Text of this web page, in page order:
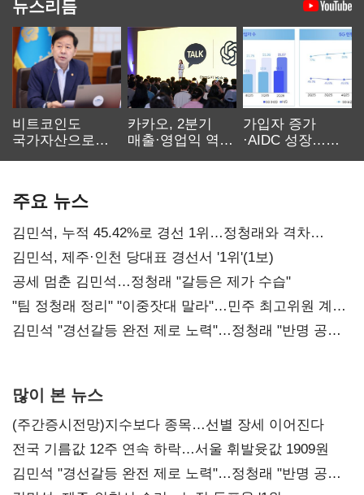
뉴스리듬
비트코인도
국가자산으로…'
카카오, 2분기
매출·영업익 역대
가입자 증가
·AIDC 성장…
주요 뉴스
김민석, 누적 45.42%로 경선 1위…정청래와 격차
0.86%p(2보)
김민석, 제주·인천 당대표 경선서 '1위'(1보)
공세 멈춘 김민석…정청래 "갈등은 제가 수습"
"팀 정청래 정리" "이중잣대 말라"…민주 최고위원 계파
다툼 격화
김민석 "경선갈등 완전 제로 노력"…정청래 "반명 공세
많이 본 뉴스
(주간증시전망)지수보다 종목…선별 장세 이어진다
전국 기름값 12주 연속 하락…서울 휘발윳값 1909원
김민석 "경선갈등 완전 제로 노력"…정청래 "반명 공세